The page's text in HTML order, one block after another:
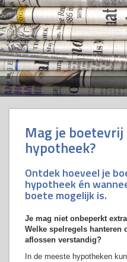
Mag je
hypotheek?
Ontdek hoeveel je
hypotheek én
boete mogelijk is.
Je mag niet onbeperkt
Welke spelregels hanteren
aflossen verstandig?
In de meeste hypotheken kun